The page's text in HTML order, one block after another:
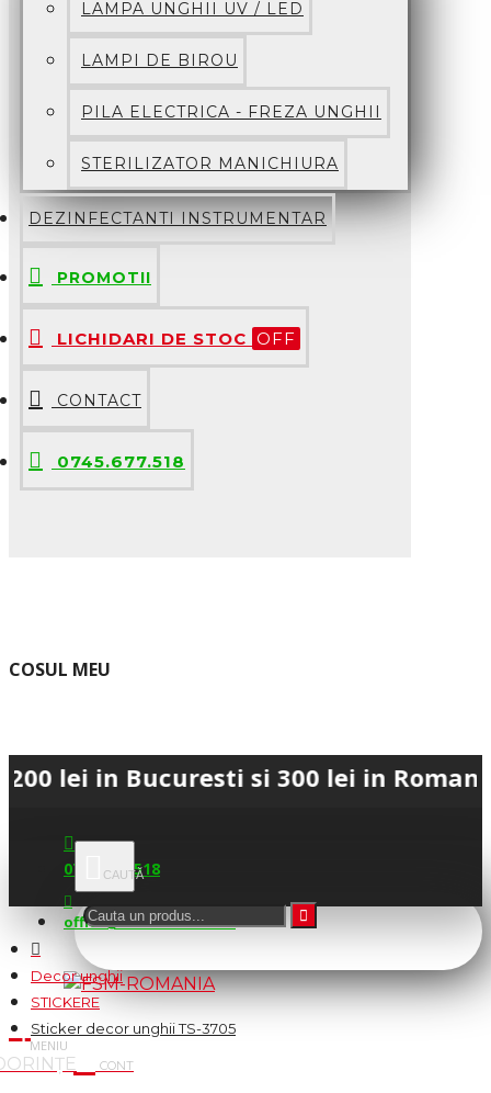
LAMPA UNGHII UV / LED
LAMPI DE BIROU
PILA ELECTRICA - FREZA UNGHII
STERILIZATOR MANICHIURA
DEZINFECTANTI INSTRUMENTAR
PROMOTII
LICHIDARI DE STOC OFF
CONTACT
0745.677.518
COSUL MEU
Bucuresti si 300 lei in Romania •
0745.677.518
office@fsm-romania.ro
Decor unghii
STICKERE
Sticker decor unghii TS-3705